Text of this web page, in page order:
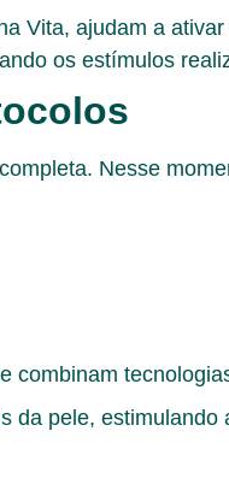
Vita, ajudam a
os estímulos
Nesse
combinam
pele,